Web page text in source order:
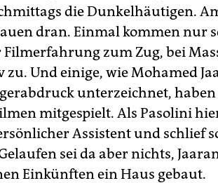
die Dunkelhäutigen.
dran. Einmal kommen nur
zum Zug, bei
Und einige, wie Mohamed
unterzeichnet,
mitgespielt. Als Pasolini
Assistent und schlief
sei da aber nichts,
Einkünften ein Haus gebaut.